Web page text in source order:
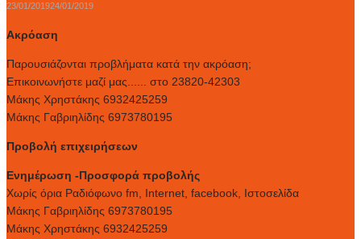
23/01/201924/01/2019
Ακρόαση
Παρουσιάζονται προβλήματα κατά την ακρόαση;
Επικοινωνήστε μαζί μας...... στο 23820-42303
Μάκης Χρηστάκης 6932425259
Μάκης Γαβριηλίδης 6973780195
Προβολή επιχειρήσεων
Ενημέρωση -Προσφορά προβολής
Xωρίς όρια Ραδιόφωνο fm, Internet, facebook, Ιστοσελίδα
Μάκης Γαβριηλίδης 6973780195
Μάκης Χρηστάκης 6932425259